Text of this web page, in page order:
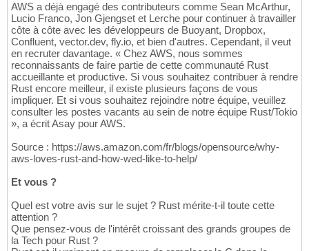
AWS a déjà engagé des contributeurs comme Sean McArthur,
Lucio Franco, Jon Gjengset et Lerche pour continuer à travailler
côte à côte avec les développeurs de Buoyant, Dropbox,
Confluent, vector.dev, fly.io, et bien d'autres. Cependant, il veut
en recruter davantage. « Chez AWS, nous sommes
reconnaissants de faire partie de cette communauté Rust
accueillante et productive. Si vous souhaitez contribuer à rendre
Rust encore meilleur, il existe plusieurs façons de vous
impliquer. Et si vous souhaitez rejoindre notre équipe, veuillez
consulter les postes vacants au sein de notre équipe Rust/Tokio
», a écrit Asay pour AWS.
Source : https://aws.amazon.com/fr/blogs/opensource/why-
aws-loves-rust-and-how-wed-like-to-help/
Et vous ?
Quel est votre avis sur le sujet ? Rust mérite-t-il toute cette
attention ?
Que pensez-vous de l'intérêt croissant des grands groupes de
la Tech pour Rust ?